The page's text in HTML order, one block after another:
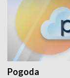
Pogoda